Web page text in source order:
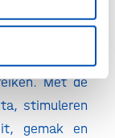
Met de
stimuleren
gemak en